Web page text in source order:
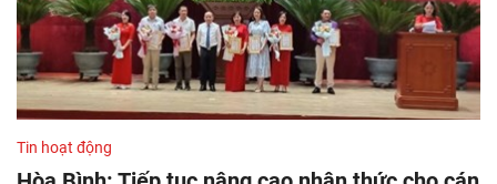
Tin hoạt động